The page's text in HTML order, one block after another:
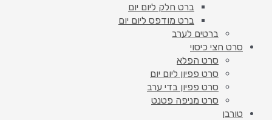
ברט חלק ליום יום
ברט מודפס ליום יום
ברטים לערב
סרט חצי כיסוי
סרט הפלא
סרט פפיון ליום יום
סרט פפיון בדי ערב
סרט מניפה פטנט
טורבן